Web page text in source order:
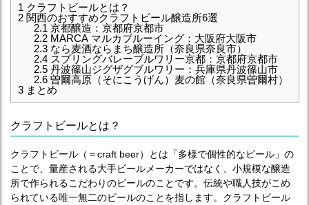
1 クラフトビールとは？
2 関西のおすすめクラフトビール醸造所6選
2.1 京都醸造：京都府京都市
2.2MARCA マルカブルーイング：大阪府大阪市
2.3なら麦酒ならまち醸造所（奈良県奈良市）
2.4スプリングバレーブルワリー京都：京都府京都市
2.5丹波篠山ジグザグブルワリー：兵庫県丹波篠山市
2.6曽爾高原（そにこうげん）麦の館（奈良県曽爾村）
3 まとめ
クラフトビールとは？
クラフトビール（＝craft beer）とは「多様で個性的なビール」の
ことで、量産される大手ビールメーカーではなく、小規模な醸造
所で作られるこだわりのビールのことです。伝統や職人技がこめ
られている唯一無二のビールのことを指します。クラフトビール